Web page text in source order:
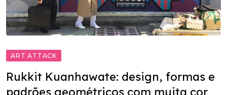
ART ATTACK
Rukkit Kuanhawate: design, formas e
padrões geométricos com muita cor